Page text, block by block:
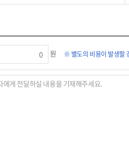
원 ※ 별도의 비용이 발생할